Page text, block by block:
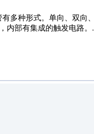
多种形式。单向、双向
内部有集成的触发电路。